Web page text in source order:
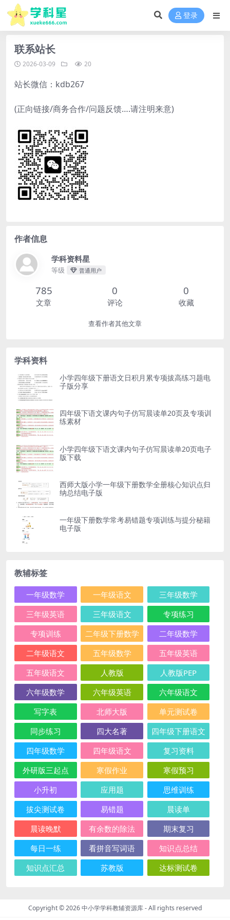
登录
联系站长
2026-03-09 20
站长微信：kdb267
(正向链接/商务合作/问题反馈….请注明来意)
作者信息
学科资料星
等级 普通用户
785
文章
0
评论
0
收藏
查看作者其他文章
学科资料
小学四年级下册语文日积月累专项拔高练习题电
子版分享
四年级下语文课内句子仿写晨读单20页及专项训
练素材
小学四年级下语文课内句子仿写晨读单20页电子
版下载
西师大版小学一年级下册数学全册核心知识点归
纳总结电子版
一年级下册数学常考易错题专项训练与提分秘籍
电子版
教辅标签
一年级数学 一年级语文
三年级数学
三年级英语
三年级语文
专项练习
专项训练
二年级下册数学
二年级数学
二年级语文
五年级数学
五年级英语
五年级语文
人教版
人教版PEP
六年级数学
六年级英语
六年级语文
写字表
北师大版
单元测试卷
同步练习
四大名著
四年级下册语文
四年级数学
四年级语文
复习资料
外研版三起点
寒假作业
寒假预习
小升初
应用题
思维训练
拔尖测试卷
易错题
晨读单
晨读晚默
有余数的除法
期末复习
每日一练
看拼音写词语
知识点总结
知识点汇总
苏教版 达标测试卷
Copyright © 2026中小学学科教辅资源库- All rights reserved